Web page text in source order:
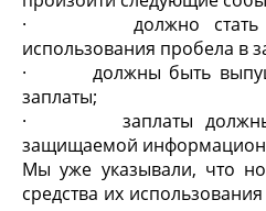
· должно стать
использования пробела в
· должны быть
заплаты;
· заплаты должны
защищаемой
Мы уже указывали, что
средства их